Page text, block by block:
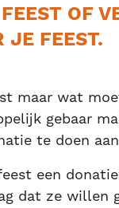
OF
JE FEEST.
maar wat
gebaar
te doen
een
dat ze willen